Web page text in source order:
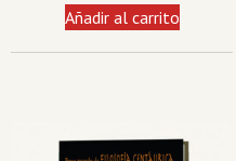
Añadir al carrito